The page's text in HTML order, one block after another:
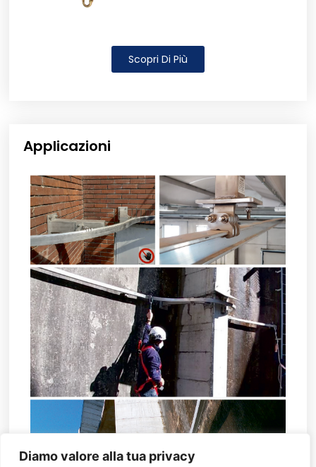
Diamo valore alla tua privacy
Scopri Di Più
Applicazioni